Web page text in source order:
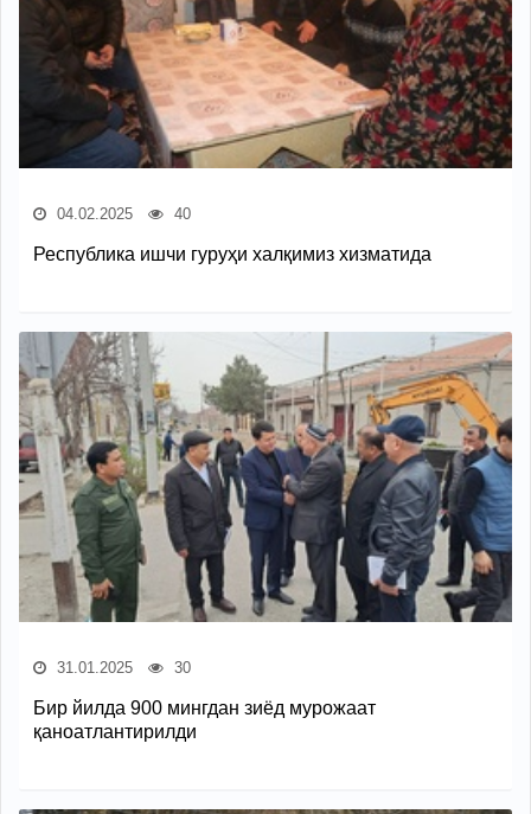
04.02.2025 40
Республика ишчи гуруҳи халқимиз хизматида
31.01.2025 30
Бир йилда 900 мингдан зиёд мурожаат
қаноатлантирилди